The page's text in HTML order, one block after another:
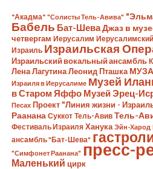
"Акадма" "Солисты Тель-Авива"
Бабель Бат-ШеваДжаз в
четвергам Иерусалим
Израиль Израильская
Израильский вокальный ансамбль
Лена Лагутина Леонид Пташка МУЗА
Израиля в Иерусалиме Музей
в Старом Яффо Музей Эрец-
Песах Проект "Линия жизни -
Раанана Суккот Тель-Авив Тель-
Фестиваль Израиля Ханука Эйн-Харод
ансамбль "Бат-Шева"
"Симфонет Раанана" пресс-
Маленький цирк